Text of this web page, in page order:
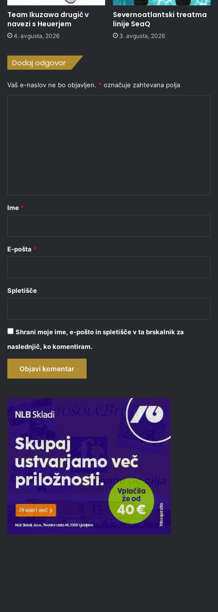
Team Ikuzawa drugič v
navezi s Heuerjem
4. avgusta, 2026
Severnoatlantski treatma
linije SeaQ
3. avgusta, 2026
Dodaj odgovor
Vaš e-naslov ne bo objavljen. * označuje zahtevana polja
rIme *
E-pošta *
Spletišče
Shrani moje ime, e-pošto in spletišče v ta brskalnik za
naslednjič, ko komentiram.